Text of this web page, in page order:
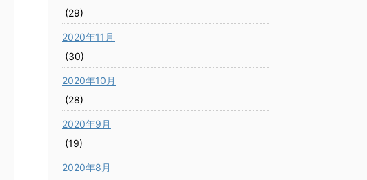
(29)
2020年11月
(30)
2020年10月
(28)
2020年9月
(19)
2020年8月